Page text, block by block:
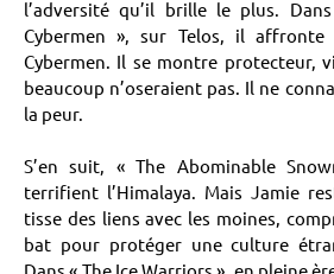
l’adversité qu’il brille le plus.
Cybermen », sur Telos, il
Cybermen. Il se montre protecteur,
beaucoup n’oseraient pas. Il ne
la peur.
S’en suit, « The Abominable
terrifient l’Himalaya. Mais Jamie
tisse des liens avec les moines,
bat pour protéger une culture
Dans « The Ice Warriors », en pleine